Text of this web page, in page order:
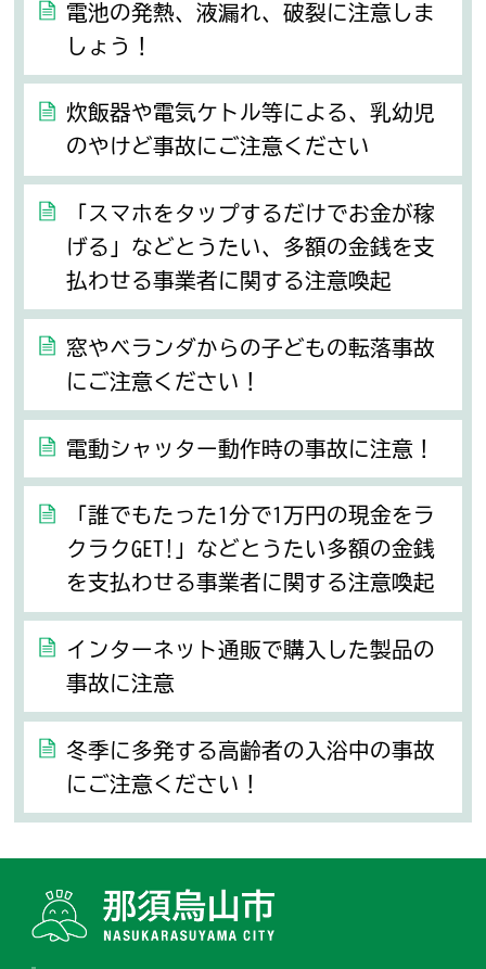
電池の発熱、液漏れ、破裂に注意しま
しょう！
炊飯器や電気ケトル等による、乳幼児
のやけど事故にご注意ください
「スマホをタップするだけでお金が稼
げる」などとうたい、多額の金銭を支
払わせる事業者に関する注意喚起
窓やベランダからの子どもの転落事故
にご注意ください！
電動シャッター動作時の事故に注意！
「誰でもたった1分で1万円の現金をラ
クラクGET!」などとうたい多額の金銭
を支払わせる事業者に関する注意喚起
インターネット通販で購入した製品の
事故に注意
冬季に多発する高齢者の入浴中の事故
にご注意ください！